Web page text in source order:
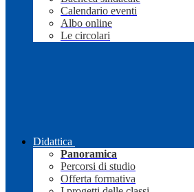
Calendario eventi
Albo online
Le circolari
Didattica
Panoramica
Percorsi di studio
Offerta formativa